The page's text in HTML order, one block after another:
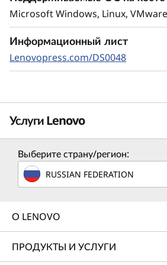
Microsoft Windows, Linux, VMware
Информационный лист
Lenovopress.com/DS0048
Услуги Lenovo
Услуги по решению
Разработайте лучшую стратегию
правильное решение для ваших
потребностей.
Подробнее
Выберите страну/регион:
RUSSIAN FEDERATION
О LENOVO
ПРОДУКТЫ И УСЛУГИ